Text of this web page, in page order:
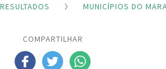
RESULTADOS MUNICÍPIOS DO
COMPARTILHAR